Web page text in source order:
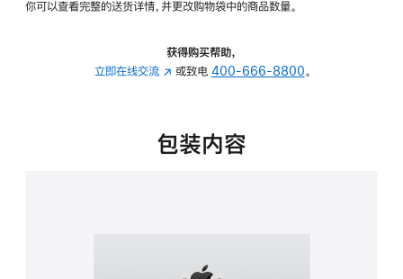
转
的
你可以查看完整的送货详情，并更改购物袋中的商品数量。
获得购买帮助，
立即在线交流 (在
中
或致电 400-666-8800。
包装内容